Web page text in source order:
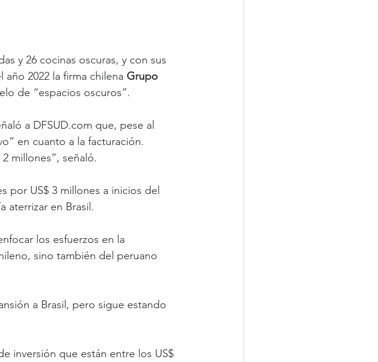
y 26 cocinas oscuras, y con sus
2022 la firma chilena Grupo
de “espacios oscuros”.
a DFSUD.com que, pese al
en cuanto a la facturación.
millones”, señaló.
por US$ 3 millones a inicios del
aterrizar en Brasil.
los esfuerzos en la
sino también del peruano
a Brasil, pero sigue estando
inversión que están entre los US$